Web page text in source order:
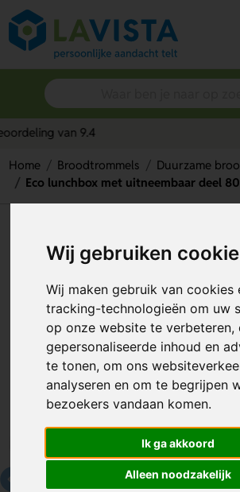
Wij gebruiken
Wij maken gebruik van cookies
tracking-technologieën om uw
op onze website te verbeteren,
gepersonaliseerde inhoud en
te tonen, om ons
analyseren en om te begrijpen
bezoekers vandaan komen.
Ik ga akkoord
Alleen noodzakelijk
Home Broodtrommels
Duurzame
Eco lunchbox met uitneembaar deel
deel 800ml
Artikelnummer: 312851